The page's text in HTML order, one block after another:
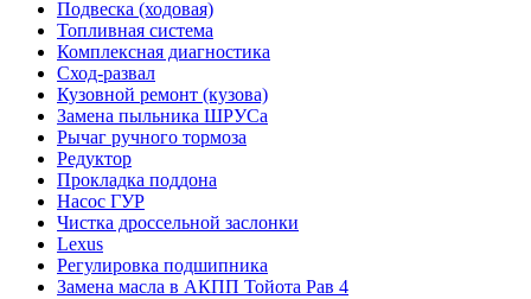
Подвеска (ходовая)
Топливная система
Комплексная диагностика
Сход-развал
Кузовной ремонт (кузова)
Замена пыльника ШРУСа
Рычаг ручного тормоза
Редуктор
Прокладка поддона
Насос ГУР
Чистка дроссельной заслонки
Lexus
Регулировка подшипника
Замена масла в АКПП Тойота Рав 4